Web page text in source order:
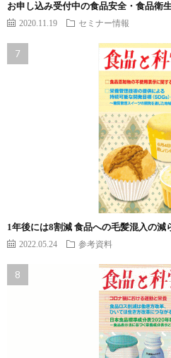
お申し込み受付中の食品安全・食品衛
2020.11.19 セミナー情報
1年後には8割減 食品への毛髪混入の減
2022.05.24 参考資料